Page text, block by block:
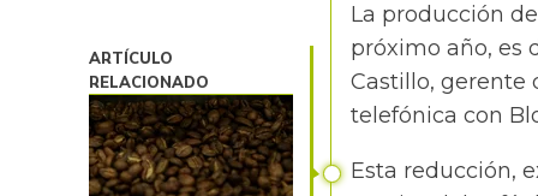
La producción
próximo año, es
Castillo, gerente
telefónica con
ARTÍCULO
RELACIONADO
Esta reducción,